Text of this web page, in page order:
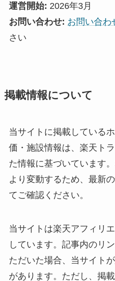
運営開始: 2026年3月
お問い合わせ: お問い合わ
さい
掲載情報について
当サイトに掲載している
価・施設情報は、楽天ト
た情報に基づいています
より変動するため、最新
てご確認ください。
当サイトは楽天アフィリ
しています。記事内のリ
ただいた場合、当サイト
があります。ただし、掲